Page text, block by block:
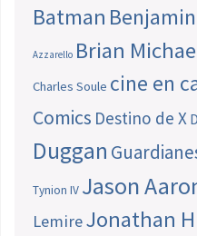
Batman
Azzarello Brian
Charles Soule cine en
Comics Destino de X
Duggan
Tynion IV Jason
LemireJonathan